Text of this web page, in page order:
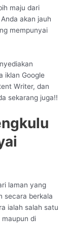
maju dari
akan jauh
mempunyai
iklan Google
Writer, dan
sekarang juga!!
laman yang
secara berkala
ialah salah satu
maupun di